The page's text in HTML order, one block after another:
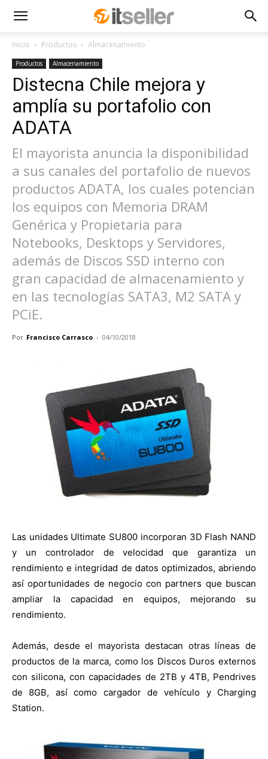
Inicio Productos Almacenamiento
Productos Almacenamiento
Distecna Chile mejora y
amplía su portafolio con
ADATA
El mayorista anuncia la disponibilidad
a sus canales del portafolio de nuevos
productos ADATA, los cuales potencian
los equipos con Memoria DRAM
Genérica y Propietaria para
Notebooks, Desktops y Servidores,
además de Discos SSD interno con
gran capacidad de almacenamiento y
en las tecnologías SATA3, M2 SATA y
PCiE.
Por Francisco Carrasco - 04/10/2018
Las unidades Ultimate SU800 incorporan 3D Flash NAND
y un controlador de velocidad que garantiza un
rendimiento e integridad de datos optimizados, abriendo
así oportunidades de negocio con partners que buscan
ampliar la capacidad en equipos, mejorando su
rendimiento.
Además, desde el mayorista destacan otras líneas de
productos de la marca, como los Discos Duros externos
con silicona, con capacidades de 2TB y 4TB, Pendrives
de 8GB, así como cargador de vehículo y Charging
Station.